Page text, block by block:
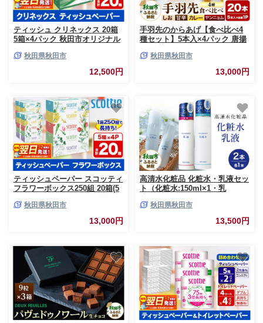
ティッシュ クリネックス 20箱
5箱×4パック 秋田市オリジナル
ィッシュ ボックスティッシュ
秋田県秋田市
12,500円
手羽先のからあげ【食べ比べ4
種セット】5本入×4パック 唐揚
ヤンニョム カレー 甘辛
秋田県秋田市
13,000円
ティッシュペーパー スコッティ
フラワーボックス250組 20箱(5
オリジナル 最短翌日発送 [ティ
ッシュ スコッティ(SCOTTIE)
スコッティティシュー 新生活]
秋田県秋田市
13,000円
高清水化粧品 化粧水・乳液セッ
ト（化粧水:150ml×1・乳
秋田県秋田市
13,500円